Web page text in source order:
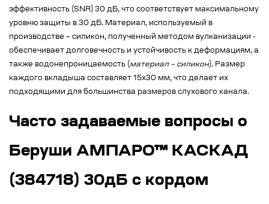
эффективность (SNR) 30 дБ, что соответствует максимальному
уровню защиты в 30 дБ. Материал, используемый в
производстве – силикон, полученный методом вулканизации -
обеспечивает долговечность и устойчивость к деформациям, а
также водонепроницаемость (материал – силикон). Размер
каждого вкладыша составляет 15х30 мм, что делает их
подходящими для большинства размеров слухового канала.
Часто задаваемые вопросы о
Беруши АМПАРО™ КАСКАД
(384718) 30дБ с кордом